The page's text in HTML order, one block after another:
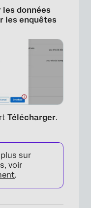
×
les données
les enquêtes
Télécharger.
sur
voir
.